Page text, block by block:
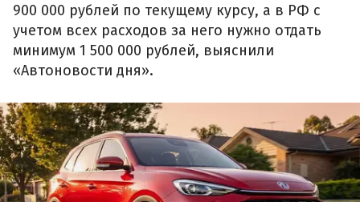
900 000 рублей по текущему курсу, а в РФ с
учетом всех расходов за него нужно отдать
минимум 1 500 000 рублей, выяснили
«Автоновости дня».